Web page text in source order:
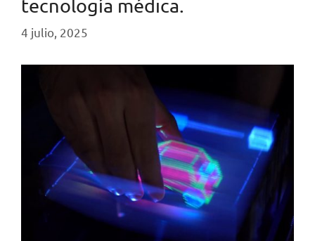
tecnología médica.
4 julio, 2025